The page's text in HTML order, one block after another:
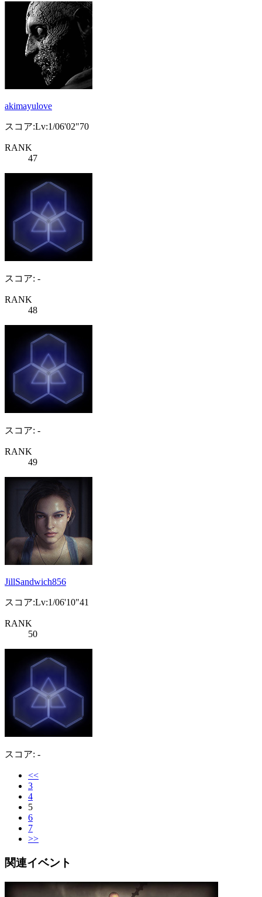
akimayulove
スコア:Lv:1/06'02"70
RANK
47
スコア: -
RANK
48
スコア: -
RANK
49
JillSandwich856
スコア:Lv:1/06'10"41
RANK
50
スコア: -
<<
3
4
5
6
7
>>
関連イベント